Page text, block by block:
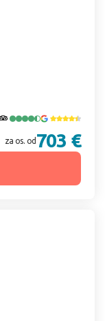
za os. od 703 €